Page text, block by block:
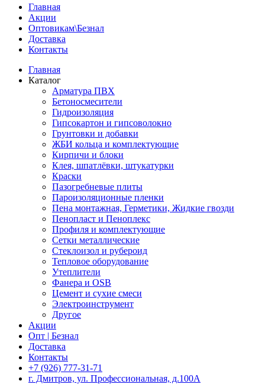
Главная
Акции
Оптовикам\Безнал
Доставка
Контакты
Главная
Каталог
Арматура ПВХ
Бетоносмесители
Гидроизоляция
Гипсокартон и гипсоволокно
Грунтовки и добавки
ЖБИ кольца и комплектующие
Кирпичи и блоки
Клея, шпатлёвки, штукатурки
Краски
Пазогребневые плиты
Пароизоляционные пленки
Пена монтажная, Герметики, Жидкие гвозди
Пенопласт и Пеноплекс
Профиля и комплектующие
Сетки металлические
Стеклоизол и рубероид
Тепловое оборудование
Утеплители
Фанера и OSB
Цемент и сухие смеси
Электроинструмент
Другое
Акции
Опт | Безнал
Доставка
Контакты
+7 (926) 777-31-71
г. Дмитров, ул. Профессиональная, д.100А